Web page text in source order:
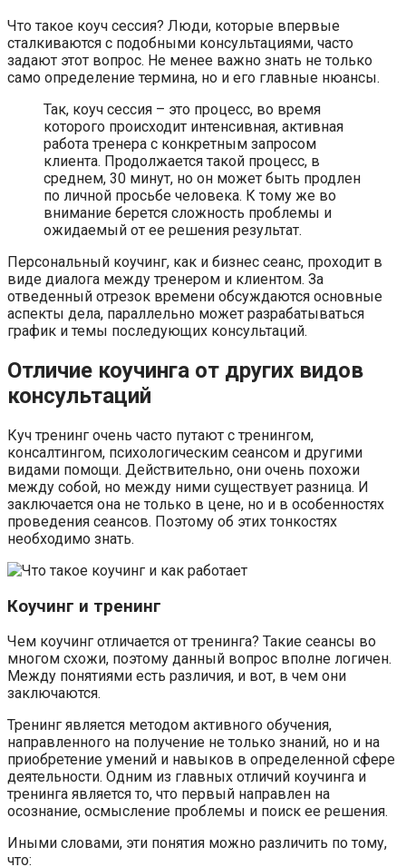
Что такое коуч сессия? Люди, которые впервые
сталкиваются с подобными консультациями, часто
задают этот вопрос. Не менее важно знать не только
само определение термина, но и его главные нюансы.
Так, коуч сессия – это процесс, во время
которого происходит интенсивная, активная
работа тренера с конкретным запросом
клиента. Продолжается такой процесс, в
среднем, 30 минут, но он может быть продлен
по личной просьбе человека. К тому же во
внимание берется сложность проблемы и
ожидаемый от ее решения результат.
Персональный коучинг, как и бизнес сеанс, проходит в
виде диалога между тренером и клиентом. За
отведенный отрезок времени обсуждаются основные
аспекты дела, параллельно может разрабатываться
график и темы последующих консультаций.
Отличие коучинга от других видов
консультаций
Куч тренинг очень часто путают с тренингом,
консалтингом, психологическим сеансом и другими
видами помощи. Действительно, они очень похожи
между собой, но между ними существует разница. И
заключается она не только в цене, но и в особенностях
проведения сеансов. Поэтому об этих тонкостях
необходимо знать.
Коучинг и тренинг
Чем коучинг отличается от тренинга? Такие сеансы во
многом схожи, поэтому данный вопрос вполне логичен.
Между понятиями есть различия, и вот, в чем они
заключаются.
Тренинг является методом активного обучения,
направленного на получение не только знаний, но и на
приобретение умений и навыков в определенной сфере
деятельности. Одним из главных отличий коучинга и
тренинга является то, что первый направлен на
осознание, осмысление проблемы и поиск ее решения.
Иными словами, эти понятия можно различить по тому,
что: